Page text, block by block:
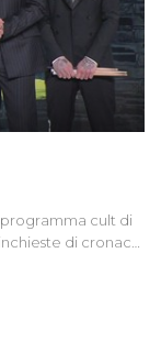
cult di
di cronaca